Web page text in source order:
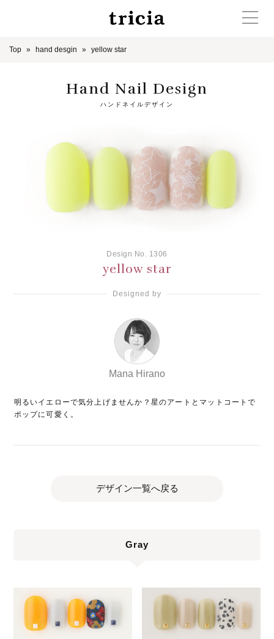
Top hand desgin yellow star
Hand Nail Design
ハンドネイルデザイン
Design No. 1306
yellow star
Designed by
Mana Hirano
明るいイエローで気分上げませんか？星のアートとマットコートで
ポップに可愛く。
デザイン一覧へ戻る
Gray